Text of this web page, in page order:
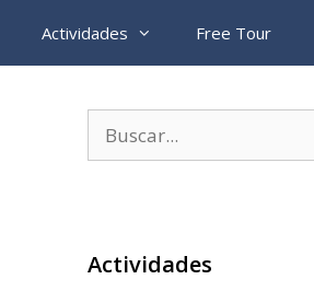
Actividades Free Tour
Actividades